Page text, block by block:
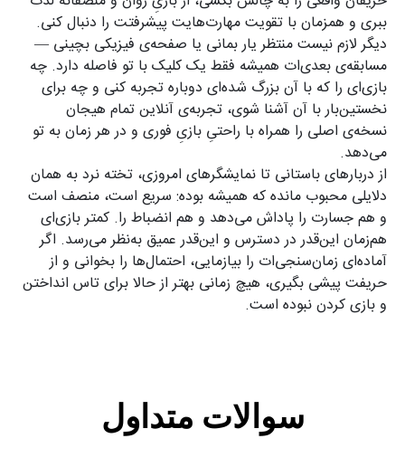
ببری و همزمان با تقویت مهارت‌هایت پیشرفتت را دنبال کنی.
دیگر لازم نیست منتظر یار بمانی یا صفحه‌ی فیزیکی بچینی —
مسابقه‌ی بعدی‌ات همیشه فقط یک کلیک با تو فاصله دارد. چه
بازی‌ای را که با آن بزرگ شده‌ای دوباره تجربه کنی و چه برای
نخستین‌بار با آن آشنا شوی، تجربه‌ی آنلاین تمام هیجان
نسخه‌ی اصلی را همراه با راحتیِ بازیِ فوری و در هر زمان به تو
می‌دهد.
از دربارهای باستانی تا نمایشگرهای امروزی، تخته نرد به همان
دلایلی محبوب مانده که همیشه بوده: سریع است، منصف است
و هم جسارت را پاداش می‌دهد و هم انضباط را. کمتر بازی‌ای
هم‌زمان این‌قدر در دسترس و این‌قدر عمیق به‌نظر می‌رسد. اگر
آماده‌ای زمان‌سنجی‌ات را بیازمایی، احتمال‌ها را بخوانی و از
حریفت پیشی بگیری، هیچ زمانی بهتر از حالا برای تاس انداختن
و بازی کردن نبوده است.
سوالات متداول